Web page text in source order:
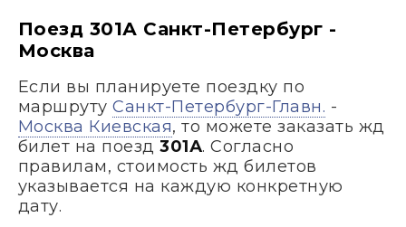
Поезд 301А Санкт-Петербург -
Москва
Если вы планируете поездку по
маршрутуСанкт-Петербург-Главн. -
Москва Киевская, то можете заказать жд
билет на поезд301А. Согласно
правилам, стоимость жд билетов
указывается на каждую конкретную
дату.